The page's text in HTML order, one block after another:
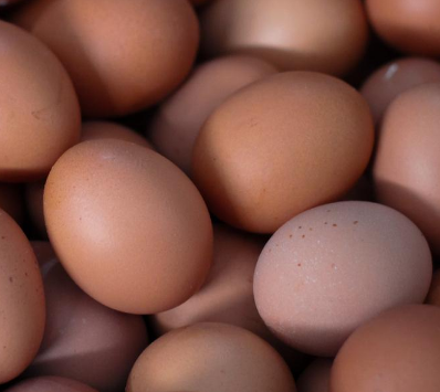
Grossesse et chaleur : ce
Le smartphone nuit-il à
l'apprentissage de la
lecture ?
Mordue par une tique en
vacances, elle reste dans
le coma pendant 42 jours